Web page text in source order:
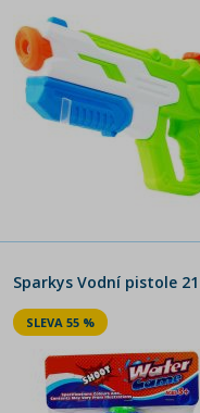
Sparkys Vodní pistole
SLEVA 55 %